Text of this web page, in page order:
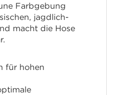
Farbgebung
jagdlich-
macht die Hose
für hohen